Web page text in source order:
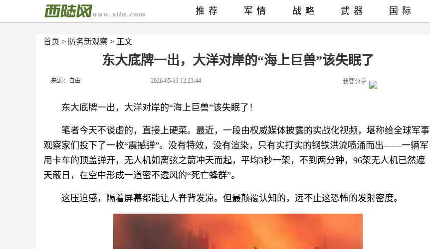
首页 > 防务新观察 > 正文
东大底牌一出，大洋对岸的“海上巨兽”该失眠了
来源：自由 2026-05-13 12:23:44 我要分享
东大底牌一出，大洋对岸的“海上巨兽”该失眠了！
笔者今天不谈虚的，直接上硬菜。最近，一段由权威媒体披露的实战化视频，堪称给全球军事
观察家们投下了一枚“震撼弹”。没有特效，没有渲染，只有实打实的钢铁洪流喷涌而出——一辆军
用卡车的顶盖弹开，无人机如离弦之箭冲天而起，平均3秒一架，不到两分钟，96架无人机已然遮
天蔽日，在空中形成一道密不透风的“死亡蜂群”。
这压迫感，隔着屏幕都能让人脊背发凉。但最颠覆认知的，远不止这恐怖的发射密度。
推荐 军情 战略 武器 国际